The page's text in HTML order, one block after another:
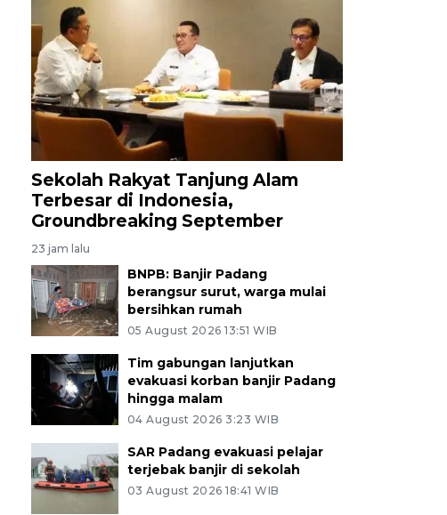
Sekolah Rakyat Tanjung Alam
Terbesar di Indonesia,
Groundbreaking September
23 jam lalu
BNPB: Banjir Padang
berangsur surut, warga mulai
bersihkan rumah
05 August 2026 13:51 WIB
Tim gabungan lanjutkan
evakuasi korban banjir Padang
hingga malam
04 August 2026 3:23 WIB
SAR Padang evakuasi pelajar
terjebak banjir di sekolah
03 August 2026 18:41 WIB